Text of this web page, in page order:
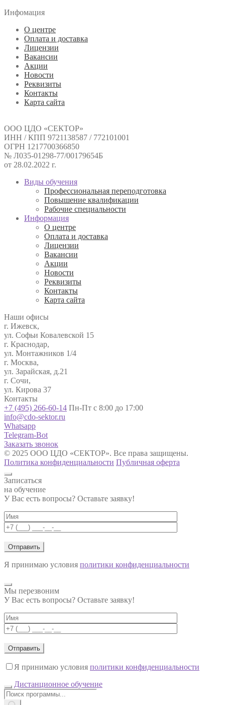
Инфомация
О центре
Оплата и доставка
Лицензии
Вакансии
Акции
Новости
Реквизиты
Контакты
Карта сайта
ООО ЦДО «СЕКТОР»
ИНН / КПП 9721138587 / 772101001
ОГРН 1217700366850
№ Л035-01298-77/00179654Б
от 28.02.2022 г.
Виды обучения
Профессиональная переподготовка
Повышение квалификации
Рабочие специальности
Информация
О центре
Оплата и доставка
Лицензии
Вакансии
Акции
Новости
Реквизиты
Контакты
Карта сайта
Наши офисы
г. Ижевск,
ул. Софьи Ковалевской 15
г. Краснодар,
ул. Монтажников 1/4
г. Москва,
ул. Зарайская, д.21
г. Сочи,
ул. Кирова 37
Контакты
+7 (495) 266-60-14 Пн-Пт с 8:00 до 17:00
info@cdo-sektor.ru
Whatsapp
Telegram-Bot
Заказать звонок
© 2025 ООО ЦДО «СЕКТОР». Все права защищены.
Политика конфиденциальности Публичная оферта
Записаться
на обучение
У Вас есть вопросы? Оставьте заявку!
Я принимаю условия политики конфиденциальности
Мы перезвоним
У Вас есть вопросы? Оставьте заявку!
Я принимаю условия политики конфиденциальности
Дистанционное обучение
Поиск
товаров